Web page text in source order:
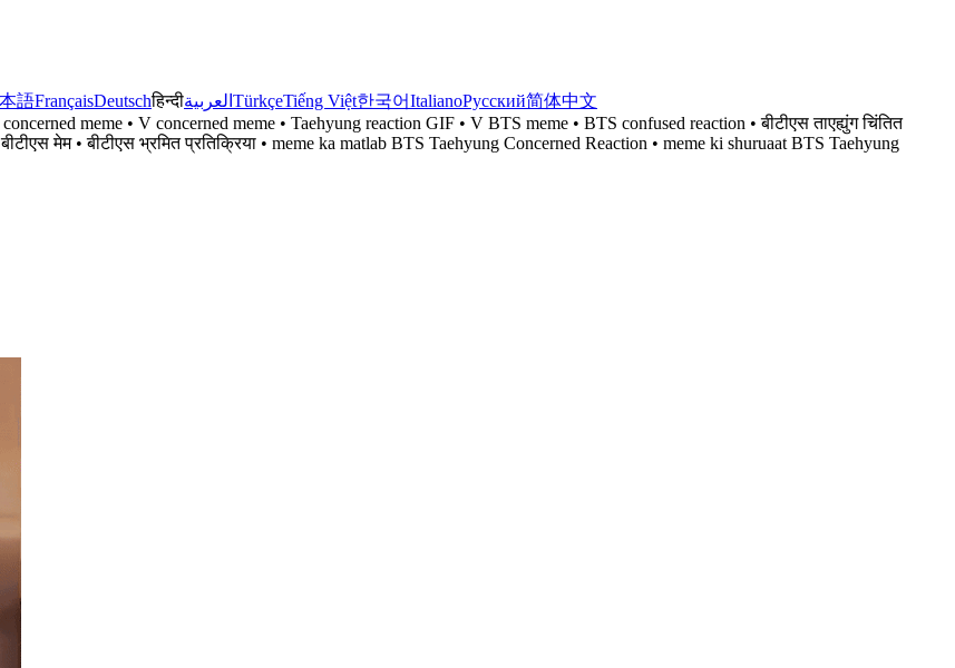
語FrançaisDeutschहिन्दीالعربية TürkçeTiếng Việt한국어ItalianoРусский简体中文
meme • V concerned meme • Taehyung reaction GIF • V BTS meme • BTS confused reaction • बीटीएस ताएह्युंग चिंतित
बीटीएस मेम • बीटीएस भ्रमित प्रतिक्रिया • meme ka matlab BTS Taehyung Concerned Reaction • meme ki shuruaat BTS Taehyung